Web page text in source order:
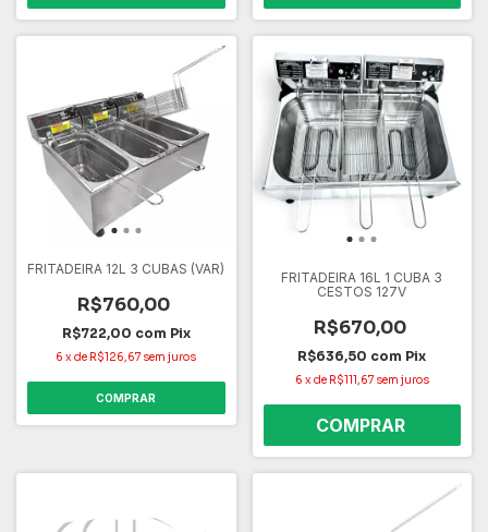
FRITADEIRA 12L 3 CUBAS (VAR)
R$760,00
R$722,00 com Pix
6 xde R$126,67 sem juros
COMPRAR
FRITADEIRA 16L 1 CUBA 3
CESTOS 127V
R$670,00
R$636,50 com Pix
6 xde R$111,67 sem juros